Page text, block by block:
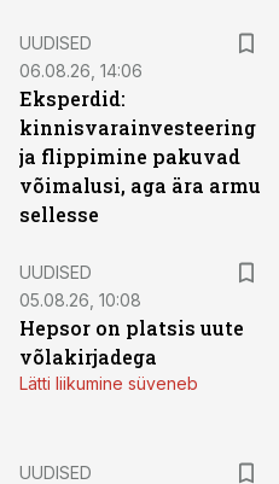
UUDISED
06.08.26, 14:06
Eksperdid:
kinnisvarainvesteering
ja flippimine pakuvad
võimalusi, aga ära armu
sellesse
UUDISED
05.08.26, 10:08
Hepsor on platsis uute
võlakirjadega
Lätti liikumine süveneb
UUDISED